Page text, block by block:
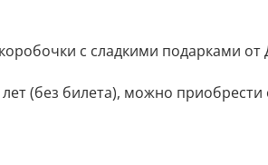
с сладкими подарками от
(без билета), можно